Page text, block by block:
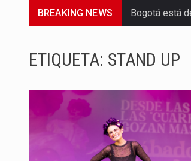
BREAKING NEWS Aunque
En un
El gobierno
La decisión
Las
ETIQUETA: STAND UP